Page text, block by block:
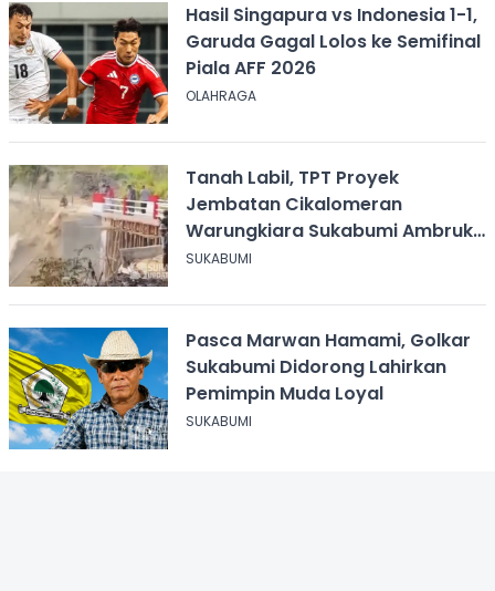
Hasil Singapura vs Indonesia 1-1,
Garuda Gagal Lolos ke Semifinal
Piala AFF 2026
OLAHRAGA
Tanah Labil, TPT Proyek
Jembatan Cikalomeran
Warungkiara Sukabumi Ambruk
Saat Pengurugan
SUKABUMI
Pasca Marwan Hamami, Golkar
Sukabumi Didorong Lahirkan
Pemimpin Muda Loyal
SUKABUMI